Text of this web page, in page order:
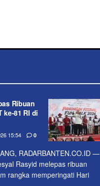
Ribuan
ke-81 RI di
15:54 0
RADARBANTEN.CO.ID —
Rasyid melepas ribuan
rangka memperingati Hari